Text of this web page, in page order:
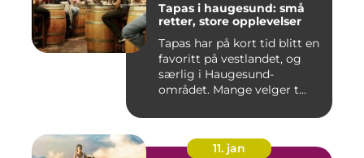
Tapas i haugesund: små
retter, store opplevelser
Tapas har på kort tid blitt en
favoritt på vestlandet, og
særlig i Haugesund-
området. Mange velger t...
11. jan